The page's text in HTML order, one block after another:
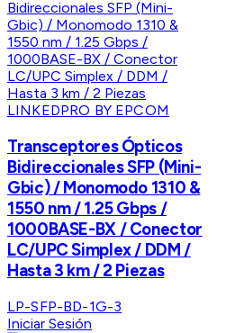
LINKEDPRO BY EPCOM
Transceptores Ópticos
Bidireccionales SFP (Mini-
Gbic) / Monomodo 1310 &
1550 nm / 1.25 Gbps /
1000BASE-BX / Conector
LC/UPC Simplex / DDM /
Hasta 3 km / 2 Piezas
LP-SFP-BD-1G-3
Iniciar Sesión